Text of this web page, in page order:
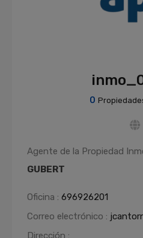
0
Agente de la Propiedad
GUBERT
Oficina : 696926201
Correo electrónico :
Dirección :